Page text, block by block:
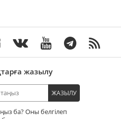
жазылу
ЖАЗЫЛУ
ба? Оны белгілеп